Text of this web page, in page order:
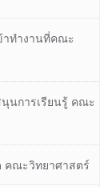
าทำงานที่คณะ
นการเรียนรู้ คณะ
คณะวิทยาศาสตร์